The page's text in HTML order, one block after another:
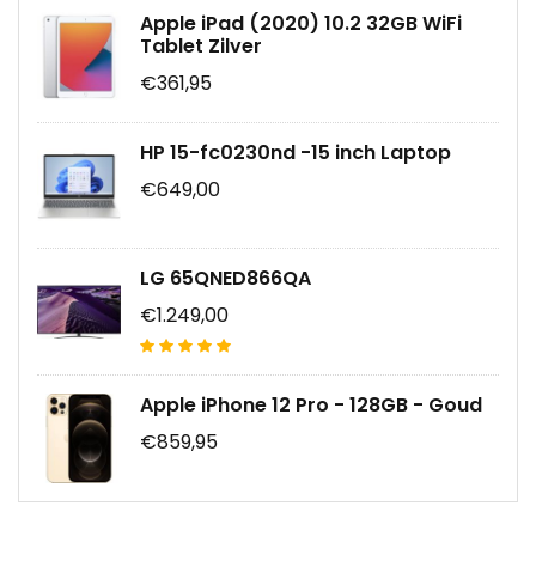
Apple iPad (2020) 10.2 32GB WiFi
Tablet Zilver
€361,95
HP 15-fc0230nd -15 inch Laptop
€649,00
LG 65QNED866QA
€1.249,00
Apple iPhone 12 Pro - 128GB - Goud
€859,95